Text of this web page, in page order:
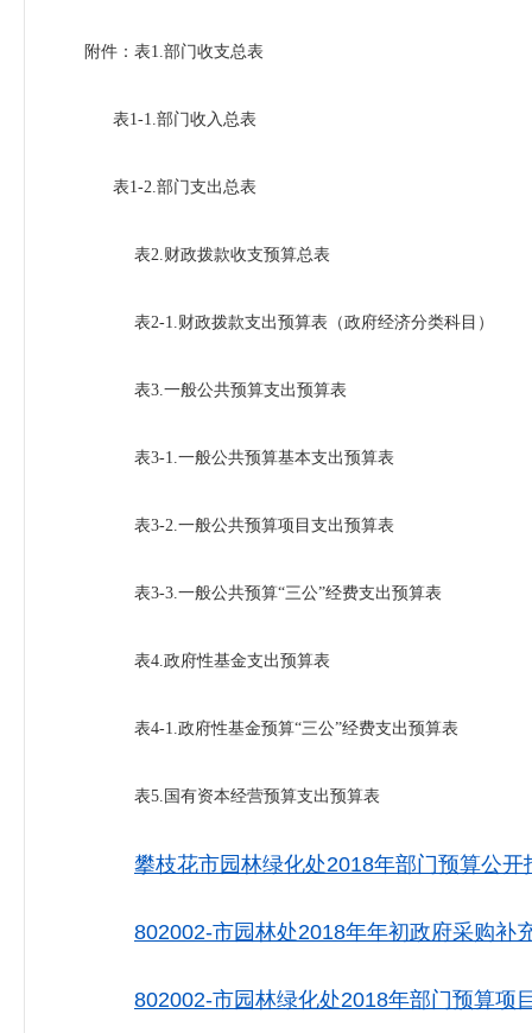
附件：表1.部门收支总表
表1-1.部门收入总表
表1-2.部门支出总表
表2.财政拨款收支预算总表
表2-1.财政拨款支出预算表（政府经济分类科目）
表3.一般公共预算支出预算表
表3-1.一般公共预算基本支出预算表
表3-2.一般公共预算项目支出预算表
表3-3.一般公共预算“三公”经费支出预算表
表4.政府性基金支出预算表
表4-1.政府性基金预算“三公”经费支出预算表
表5.国有资本经营预算支出预算表
攀枝花市园林绿化处2018年部门预算公开
802002-市园林处2018年年初政府采购补
802002-市园林绿化处2018年部门预算项